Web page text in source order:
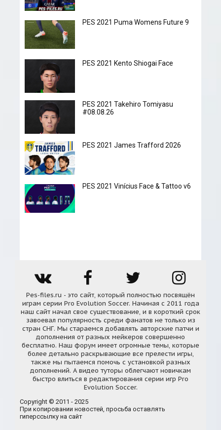
PES 2021 Puma Womens Future 9
PES 2021 Kento Shiogai Face
PES 2021 Takehiro Tomiyasu
#08.08.26
PES 2021 James Trafford 2026
PES 2021 Vinícius Face & Tattoo v6
Pes-files.ru - это сайт, который полностью посвящён
играм серии Pro Evolution Soccer. Начиная с 2011 года
наш сайт начал свое существование, и в короткий срок
завоевал популярность среди фанатов не только из
стран СНГ. Мы стараемся добавлять авторские патчи и
дополнения от разных мейкеров совершенно
бесплатно. Наш форум имеет огромные темы, которые
более детально раскрывающие все прелести игры,
также мы пытаемся помочь с установкой разных
дополнений. А видео туторы облегчают новичкам
быстро влиться в редактирования серии игр Pro
Evolution Soccer.
Copyright © 2011 - 2025
При копировании новостей, просьба оставлять
гиперссылку на сайт